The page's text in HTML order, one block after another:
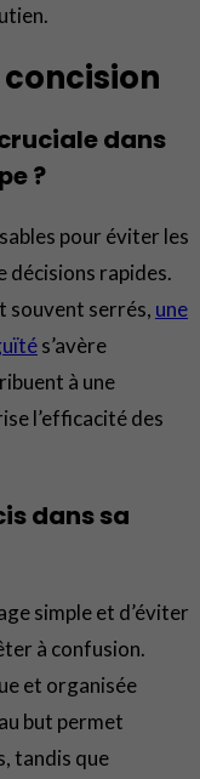
dans
?
pour éviter les
décisions rapides.
souvent serrés, une
s’avère
à une
l’efficacité des
dans sa
simple et d’éviter
à confusion.
et organisée
but permet
tandis que